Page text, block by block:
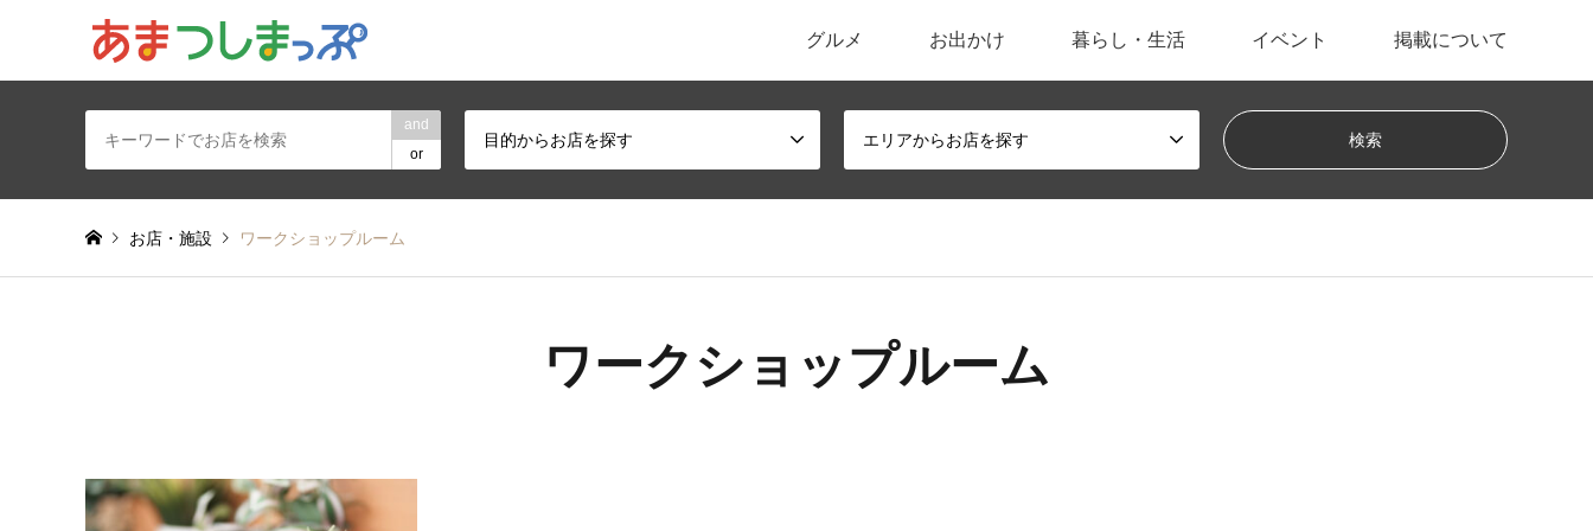
グルメ お出かけ 暮らし・生活 イベント 掲載について
and
or
目的からお店を探す エリアからお店を探す
お店・施設 ワークショップルーム
ワークショップルーム